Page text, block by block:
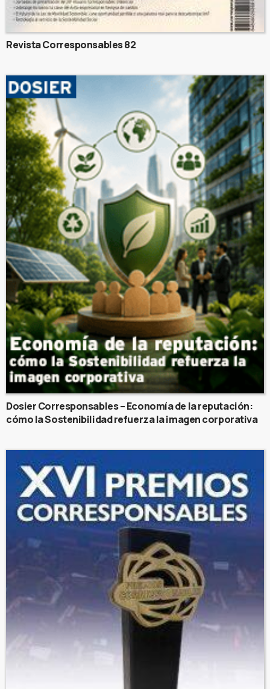
Revista Corresponsables 82
Dosier Corresponsables – Economía de la reputación:
cómo la Sostenibilidad refuerza la imagen corporativa